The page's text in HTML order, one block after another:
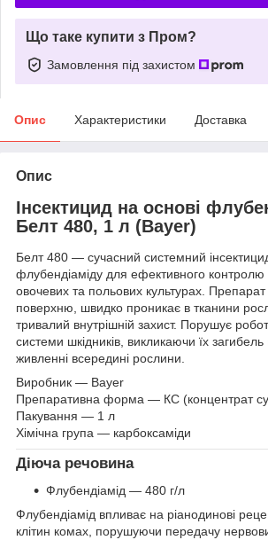
Що таке купити з Пром?
Замовлення під захистом
Опис Характеристики Доставка
Опис
Iнсектицид на основі
Белт 480, 1 л (Bayer)
Белт 480 — сучасний системний
флубендіаміду для ефективного контролю
овочевих та польових культурах. Препарат
поверхню, швидко проникає в тканини
тривалий внутрішній захист. Порушує
системи шкідників, викликаючи їх загибель
живленні всередині рослини.
Виробник — Bayer
Препаративна форма — КС (концентрат
Пакування — 1 л
Хімічна група — карбоксаміди
Діюча речовина
Флубендіамід — 480 г/л
Флубендіамід впливає на ріанодинові
клітин комах, порушуючи передачу